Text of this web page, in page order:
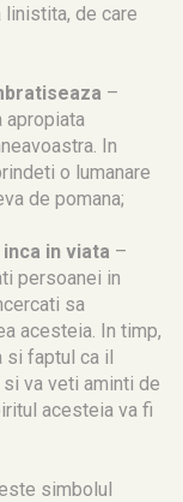
de care
–
In
o lumanare
de pomana;
in viata –
persoanei in
sa
acesteia. In timp,
si faptul ca il
va veti aminti de
acesteia va fi
simbolul